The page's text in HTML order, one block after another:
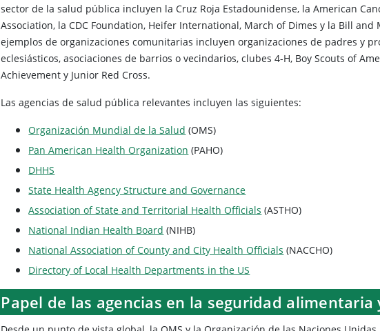
sector de la salud pública incluyen la Cruz Roja Estadounidense, la American
Association, la CDC Foundation, Heifer International, March of Dimes y la Bill and
ejemplos de organizaciones comunitarias incluyen organizaciones de padres y
eclesiásticos, asociaciones de barrios o vecindarios, clubes 4-H, Boy Scouts of
Achievement y Junior Red Cross.
Las agencias de salud pública relevantes incluyen las siguientes:
Organización Mundial de la Salud (OMS)
Pan American Health Organization (PAHO)
DHHS
State Health Agency Structure and Governance
Association of State and Territorial Health Officials (ASTHO)
National Indian Health Board (NIHB)
National Association of County and City Health Officials (NACCHO)
Directory of Local Health Departments in the US
Papel de las agencias en la seguridad